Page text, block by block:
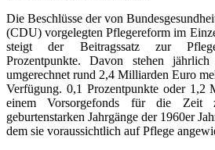
Die Beschlüsse der von
(CDU) vorgelegten Pflegereform im
steigt der Beitragssatz zur
Prozentpunkte. Davon stehen
umgerechnet rund 2,4 Milliarden Euro
Verfügung. 0,1 Prozentpunkte oder 1,2
einem Vorsorgefonds für die Zeit
geburtenstarken Jahrgänge der 1960er
dem sie voraussichtlich auf Pflege